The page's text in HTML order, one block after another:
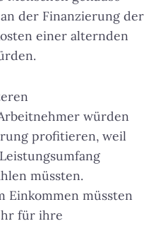
der Finanzierung der
einer alternden
würden
profitieren, weil
müssten.
Einkommen müssten
für ihre